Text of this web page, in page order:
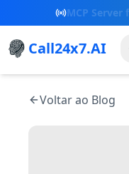
New Referral
us!
Call24x7.AI
Voltar ao Blog